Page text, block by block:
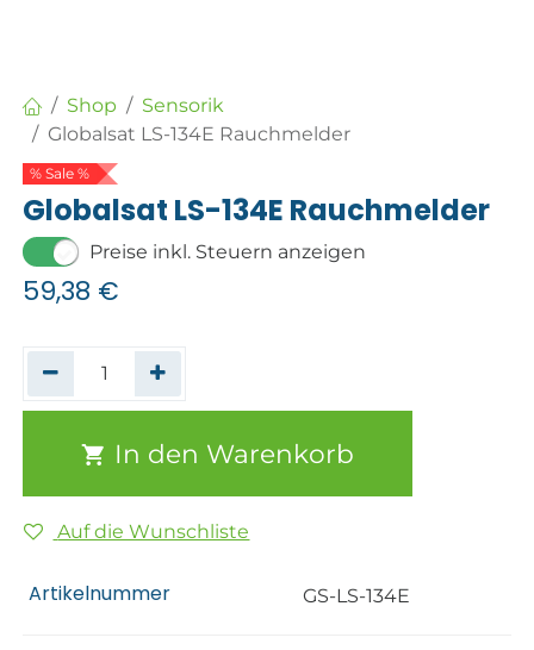
Shop
Sensorik
Globalsat LS-134E Rauchmelder
% Sale %
Globalsat LS-134E Rauchmelder
Preise inkl. Steuern anzeigen
59,38 €
In den Warenkorb
Auf die Wunschliste
Artikelnummer GS-LS-134E